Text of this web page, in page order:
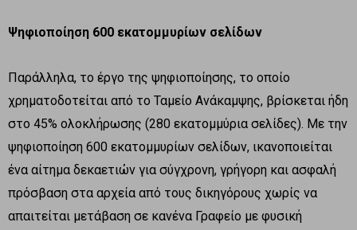
Ψηφιοποίηση 600 εκατομμυρίων σελίδων
Παράλληλα, το έργο της ψηφιοποίησης, το οποίο
χρηματοδοτείται από το Ταμείο Ανάκαμψης, βρίσκεται ήδη
στο 45% ολοκλήρωσης (280 εκατομμύρια σελίδες). Με την
ψηφιοποίηση 600 εκατομμυρίων σελίδων, ικανοποιείται
ένα αίτημα δεκαετιών για σύγχρονη, γρήγορη και ασφαλή
πρόσβαση στα αρχεία από τους δικηγόρους χωρίς να
απαιτείται μετάβαση σε κανένα Γραφείο με φυσική